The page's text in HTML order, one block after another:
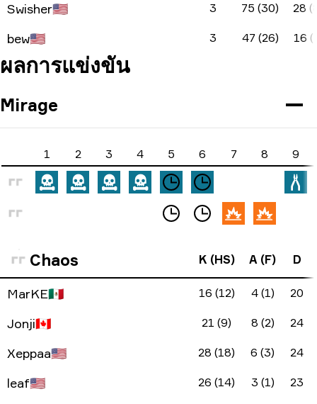
Swisher🇺🇸 3 75 (30) 28
bew🇺🇸 3 47 (26) 16
ผลการแข่งขัน
Mirage
1 2 3 4 5 6 7 8 9
Chaos K (HS) A (F) D
MarKE🇲🇽 16 (12) 4 (1) 20
Jonji🇨🇦 21 (9) 8 (2) 24
Xeppaa🇺🇸 28 (18) 6 (3) 24
leaf🇺🇸 26 (14) 3 (1) 23